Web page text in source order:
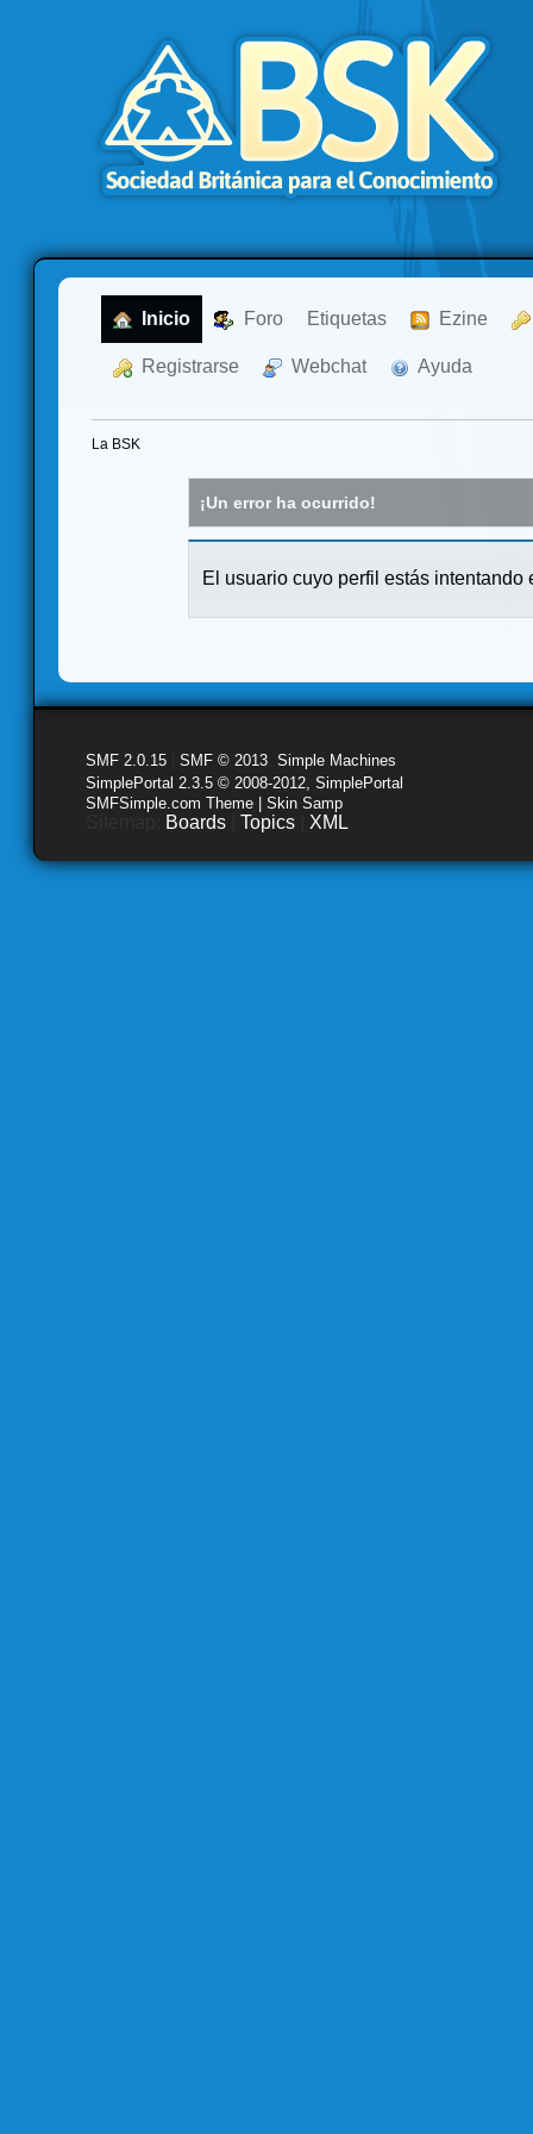
Inicio Foro Etiquetas Ezine
Registrarse Webchat Ayuda
La BSK
¡Un error ha ocurrido!
El usuario cuyo perfil estás intentando
SMF 2.0.15 SMF © 2013 Simple Machines
SimplePortal 2.3.5 © 2008-2012, SimplePortal
SMFSimple.com Theme | Skin Samp
Boards Topics XML